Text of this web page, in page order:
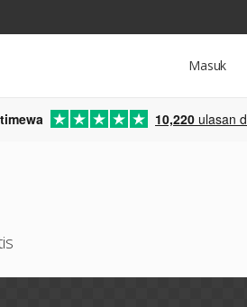
Masuk
10,220 ulasan